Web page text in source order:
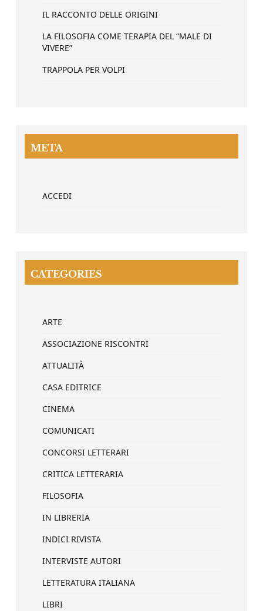
IL RACCONTO DELLE ORIGINI
LA FILOSOFIA COME TERAPIA DEL “MALE DI
VIVERE”
TRAPPOLA PER VOLPI
META
ACCEDI
CATEGORIES
ARTE
ASSOCIAZIONE RISCONTRI
ATTUALITÀ
CASA EDITRICE
CINEMA
COMUNICATI
CONCORSI LETTERARI
CRITICA LETTERARIA
FILOSOFIA
IN LIBRERIA
INDICI RIVISTA
INTERVISTE AUTORI
LETTERATURA ITALIANA
LIBRI